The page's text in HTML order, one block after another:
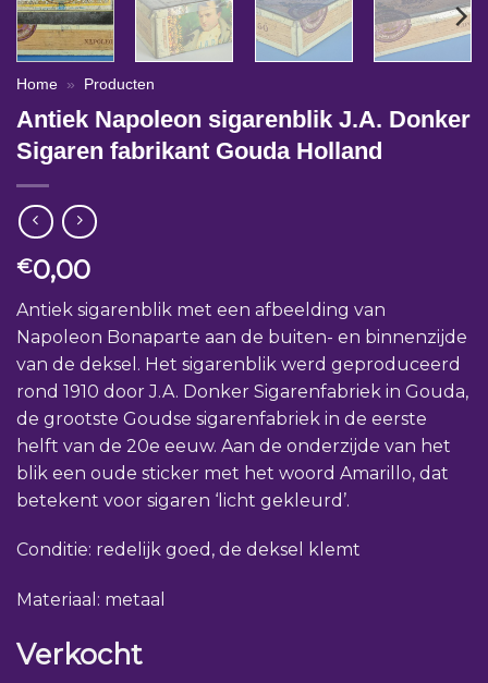
Home » Producten
Antiek Napoleon sigarenblik J.A. Donker
Sigaren fabrikant Gouda Holland
€0,00
Antiek sigarenblik met een afbeelding van
Napoleon Bonaparte aan de buiten- en binnenzijde
van de deksel. Het sigarenblik werd geproduceerd
rond 1910 door J.A. Donker Sigarenfabriek in Gouda,
de grootste Goudse sigarenfabriek in de eerste
helft van de 20e eeuw. Aan de onderzijde van het
blik een oude sticker met het woord Amarillo, dat
betekent voor sigaren ‘licht gekleurd’.
Conditie: redelijk goed, de deksel klemt
Materiaal: metaal
Verkocht